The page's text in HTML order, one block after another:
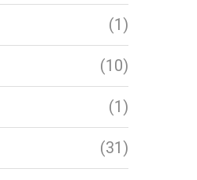
(1)
(10)
(1)
(31)